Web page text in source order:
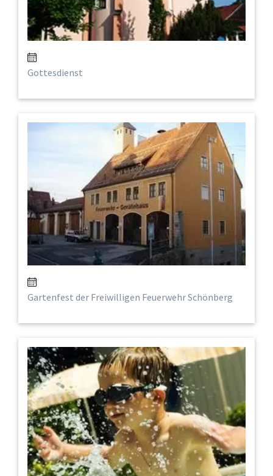
Gottesdienst
Gartenfest der Freiwilligen Feuerwehr Schönberg